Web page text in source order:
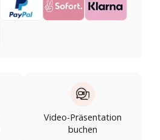
Video-Präsentation
buchen